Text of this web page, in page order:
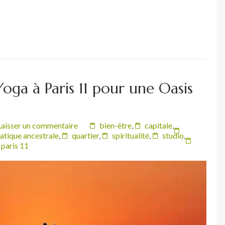
à Paris 11 pour une Oasis
un commentaire bien-être, capitale,
ancestrale, quartier, spiritualité, studio,
11